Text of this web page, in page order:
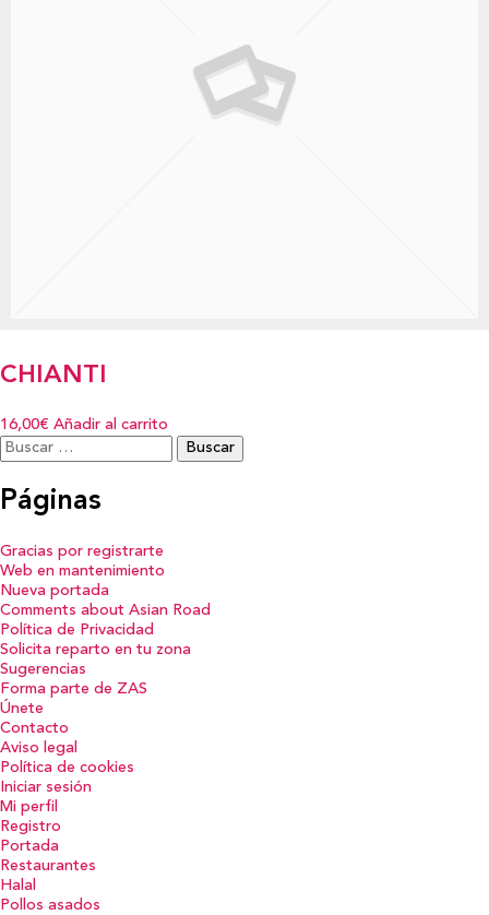
CHIANTI
16,00€ Añadir al carrito
Buscar:
Páginas
Gracias por registrarte
Web en mantenimiento
Nueva portada
Comments about Asian Road
Política de Privacidad
Solicita reparto en tu zona
Sugerencias
Forma parte de ZAS
Únete
Contacto
Aviso legal
Política de cookies
Iniciar sesión
Mi perfil
Registro
Portada
Restaurantes
Halal
Pollos asados